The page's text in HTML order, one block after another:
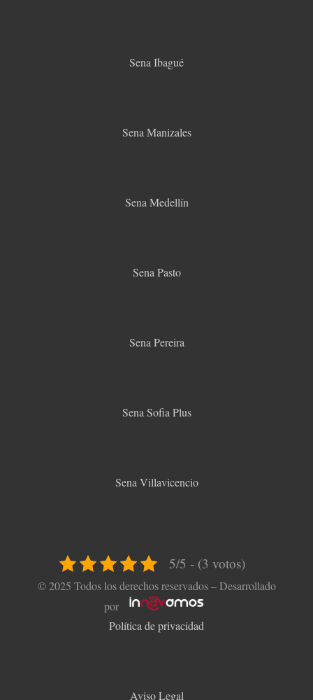
Sena Ibagué
Sena Manizales
Sena Medellín
Sena Pasto
Sena Pereira
Sena Sofia Plus
Sena Villavicencio
5/5 - (3 votos)
© 2025 Todos los derechos reservados – Desarrollado
por
Política de privacidad
Aviso Legal